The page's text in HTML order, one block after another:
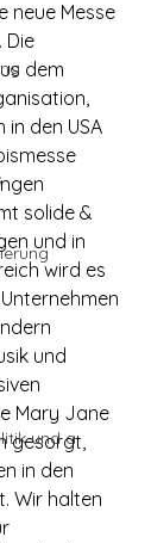
und a
neue Messe
Die
dem
in den USA
solide &
und in
wird es
und
Mary Jane
gesorgt,
in den
Wir halten